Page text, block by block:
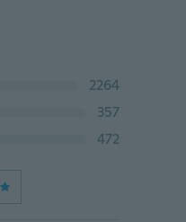
2264
357
472